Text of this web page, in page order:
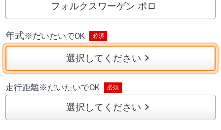
フォルクスワーゲン ポロ
年式※だいたいでOK
選択してください
走行距離※だいたいでOK
選択してください